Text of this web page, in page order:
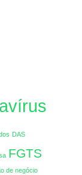
DAS
FGTS
de negócio